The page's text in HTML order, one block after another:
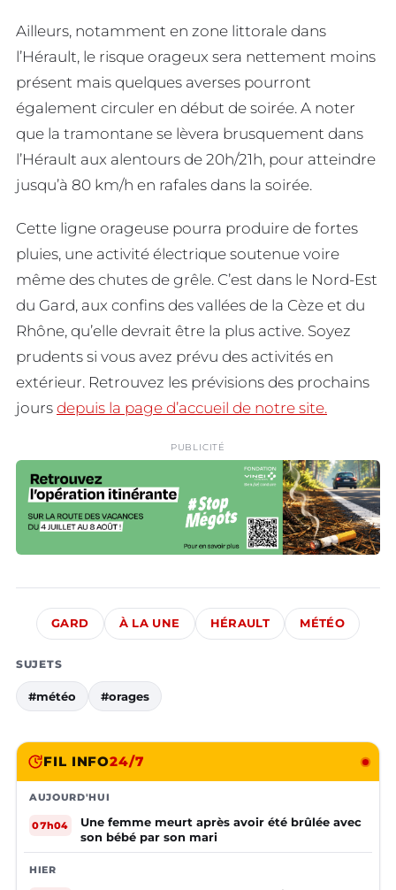
Ailleurs, notamment en zone littorale dans
l’Hérault, le risque orageux sera nettement moins
présent mais quelques averses pourront
également circuler en début de soirée. A noter
que la tramontane se lèvera brusquement dans
l’Hérault aux alentours de 20h/21h, pour atteindre
jusqu’à 80 km/h en rafales dans la soirée.
Cette ligne orageuse pourra produire de fortes
pluies, une activité électrique soutenue voire
même des chutes de grêle. C’est dans le Nord-Est
du Gard, aux confins des vallées de la Cèze et du
Rhône, qu’elle devrait être la plus active. Soyez
prudents si vous avez prévu des activités en
extérieur. Retrouvez les prévisions des prochains
jours depuis la page d’accueil de notre site.
PUBLICITÉ
GARD À LA UNE HÉRAULT MÉTÉO
SUJETS
#météo #orages
FIL INFO24/7
AUJOURD'HUI
07h04
Une femme meurt après avoir été brûlée avec
son bébé par son mari
HIER